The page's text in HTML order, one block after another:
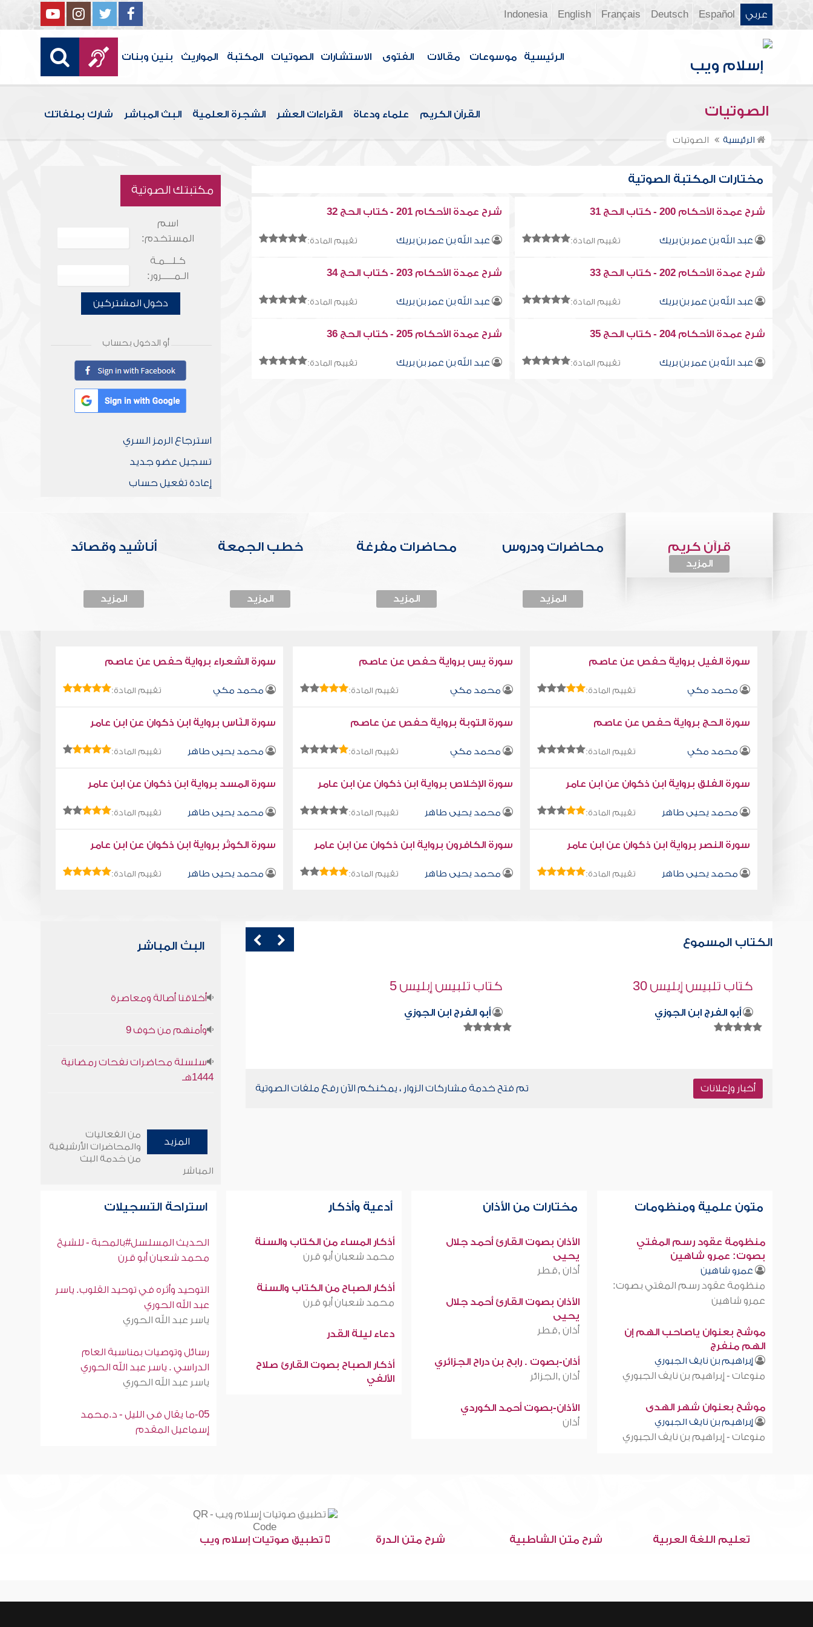
عربي Español
Deutsch
Français
English
Indonesia
الرئيسية موسوعات مقالات الفتوى الاستشارات الصوتيات المكتبة المواريث بنين وبنات
الصوتيات القرآن الكريم علماء ودعاة القراءات العشر الشجرة العلمية البث المباشر شارك بملفاتك
الرئيسية الصوتيات
مختارات المكتبة الصوتية
شرح عمدة الأحكام 200 - كتاب الحج 31
عبد الله بن عمر بن بريك تقييم المادة:
شرح عمدة الأحكام 201 - كتاب الحج 32
عبد الله بن عمر بن بريك تقييم المادة:
شرح عمدة الأحكام 202 - كتاب الحج 33
عبد الله بن عمر بن بريك تقييم المادة:
شرح عمدة الأحكام 203 - كتاب الحج 34
عبد الله بن عمر بن بريك تقييم المادة:
شرح عمدة الأحكام 204 - كتاب الحج 35
عبد الله بن عمر بن بريك تقييم المادة:
شرح عمدة الأحكام 205 - كتاب الحج 36
عبد الله بن عمر بن بريك تقييم المادة:
مكتبتك الصوتية
اسم
المستخدم:
كـلـــمـة
الـمـــــرور:
دخول المشتركين
أو الدخول بحساب
استرجاع الرمز السري
تسجيل عضو جديد
إعادة تفعيل حساب
قرآن كريم
المزيد
محاضرات ودروس
المزيد
محاضرات مفرغة
المزيد
خطب الجمعة
المزيد
أناشيد وقصائد
المزيد
سورة الفيل برواية حفص عن عاصم
محمد مكي تقييم المادة:
سورة يس برواية حفص عن عاصم
محمد مكي تقييم المادة:
سورة الشعراء برواية حفص عن عاصم
محمد مكي تقييم المادة:
سورة الحج برواية حفص عن عاصم
محمد مكي تقييم المادة:
سورة التوبة برواية حفص عن عاصم
محمد مكي تقييم المادة:
سورة النّاس برواية ابن ذكوان عن ابن عامر
محمد يحيى طاهر تقييم المادة:
سورة الفلق برواية ابن ذكوان عن ابن عامر
محمد يحيى طاهر تقييم المادة:
سورة الإخلاص برواية ابن ذكوان عن ابن عامر
محمد يحيى طاهر تقييم المادة:
سورة المسد برواية ابن ذكوان عن ابن عامر
محمد يحيى طاهر تقييم المادة:
سورة النصر برواية ابن ذكوان عن ابن عامر
محمد يحيى طاهر تقييم المادة:
سورة الكافرون برواية ابن ذكوان عن ابن عامر
محمد يحيى طاهر تقييم المادة:
سورة الكوثر برواية ابن ذكوان عن ابن عامر
محمد يحيى طاهر تقييم المادة:
الكتاب المسموع
كتاب تلبيس إبليس 5
أبو الفرج ابن الجوزي
كتاب تلبيس إبليس 51
أبو الفرج ابن الجوزي
في فنون التعامل " - قابل الاساءة بالاحسان
محمد العريفي
أخبار وإعلانات تم فتح خدمة مشاركات الزوار ، يمكنكم الآن رفع ملفات الصوتية
البث المباشر
أخلاقنا أصالة ومعاصرة
وأمنهم من خوف 9
سلسلة محاضرات نفحات رمضانية
1444هـ
المزيد
من الفعاليات
والمحاضرات الأرشيفية
من خدمة البث
المباشر
متون علمية ومنظومات
منظومة عقود رسم المفتي
بصوت: عمرو شاهين
عمرو شاهين
منظومة عقود رسم المفتي بصوت:
عمرو شاهين
موشح بعنوان ياصاحب الهم إن
الهم منفرج
إبراهيم بن نايف الجبوري
منوعات - إبراهيم بن نايف الجبوري
موشح بعنوان شهر الهدى
إبراهيم بن نايف الجبوري
منوعات - إبراهيم بن نايف الجبوري
مختارات من الأذان
الأذان بصوت القارئ أحمد جلال
يحيى
أذان ,قطر
الأذان بصوت القارئ أحمد جلال
يحيى
أذان ,قطر
أذان-بصوت . رابح بن دراح الجزائري
أذان ,الجزائر
الأذان-بصوت أحمد الكوردي
أذان
أدعية وأذكار
أذكار المساء من الكتاب والسنة
محمد شعبان أبو قرن
أذكار الصباح من الكتاب والسنة
محمد شعبان أبو قرن
دعاء ليلة القدر
أذكار الصباح بصوت القارئ صلاح
الألفي
استراحة التسجيلات
الحديث المسلسل#بالمحبة - للشيخ
محمد شعبان أبو قرن
التوحيد وأثره في توحيد القلوب. ياسر
عبد الله الحوري
ياسر عبد الله الحوري
رسائل وتوصيات بمناسبة العام
الدراسي . ياسر عبد الله الحوري
ياسر عبد الله الحوري
05-ما يقال فى الليل - د.محمد
إسماعيل المقدم
تعليم اللغة العربية شرح متن الشاطبية شرح متن الدرة تطبيق صوتيات إسلام ويب